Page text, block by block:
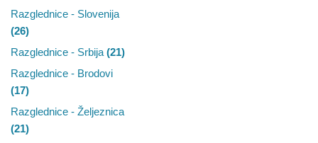
Razglednice - Slovenija
(26)
Razglednice - Srbija (21)
Razglednice - Brodovi
(17)
Razglednice - Željeznica
(21)